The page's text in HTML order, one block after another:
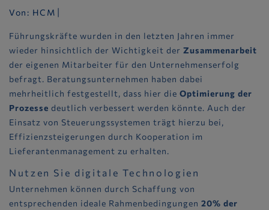
Von: HCM |
Führungskräfte wurden in den letzten Jahren immer
wieder hinsichtlich der Wichtigkeit der Zusammenarbeit
der eigenen Mitarbeiter für den Unternehmenserfolg
befragt. Beratungsunternehmen haben dabei
mehrheitlich festgestellt, dass hier die Optimierung der
Prozesse deutlich verbessert werden könnte. Auch der
Einsatz von Steuerungssystemen trägt hierzu bei,
Effizienzsteigerungen durch Kooperation im
Lieferantenmanagement zu erhalten.
Nutzen Sie digitale Technologien
Unternehmen können durch Schaffung von
entsprechenden ideale Rahmenbedingungen 20% der